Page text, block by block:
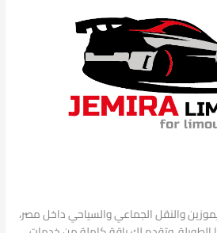
والنقل الجماعي والسياحي داخل مصر،